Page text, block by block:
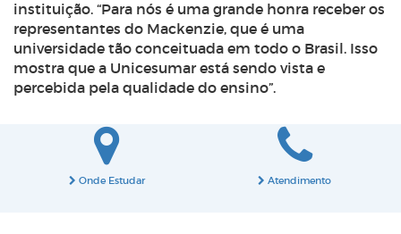
instituição. “Para nós é uma grande honra receber os
representantes do Mackenzie, que é uma
universidade tão conceituada em todo o Brasil. Isso
mostra que a Unicesumar está sendo vista e
percebida pela qualidade do ensino”.
Onde Estudar Atendimento